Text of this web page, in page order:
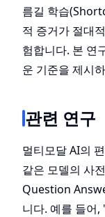
름길 학습
적 증거가 절대
험합니다. 본 연
운 기준을 제시
관련 연구
멀티모달 AI의
같은 모델의 사
Question
니다. 예를 들어